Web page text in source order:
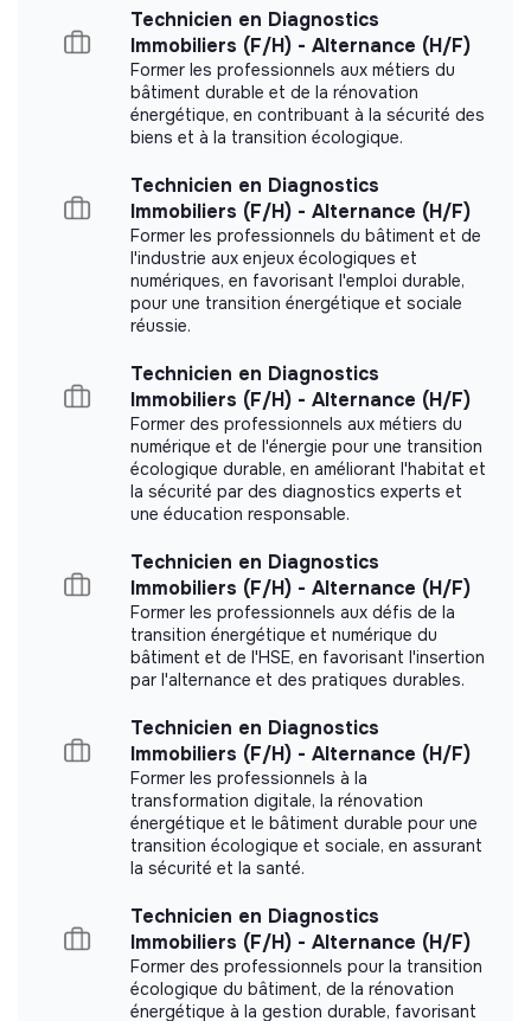
Carried out an internal impact measurement.
Read our impact report
Labels and certifications
Referenced by Shift Your Job.
France.
Documents
Document presenting the social and
environmental objectives
Technicien en Diagnostics
Immobiliers (F/H) - Alternance (H/F)
Former les professionnels aux métiers du
bâtiment durable et de la rénovation
énergétique, en contribuant à la sécurité des
biens et à la transition écologique.
Technicien en Diagnostics
Immobiliers (F/H) - Alternance (H/F)
Former les professionnels du bâtiment et de
l'industrie aux enjeux écologiques et
numériques, en favorisant l'emploi durable,
pour une transition énergétique et sociale
réussie.
Technicien en Diagnostics
Immobiliers (F/H) - Alternance (H/F)
Former des professionnels aux métiers du
numérique et de l'énergie pour une transition
écologique durable, en améliorant l'habitat et
la sécurité par des diagnostics experts et
une éducation responsable.
Technicien en Diagnostics
Immobiliers (F/H) - Alternance (H/F)
Former les professionnels aux défis de la
transition énergétique et numérique du
bâtiment et de l'HSE, en favorisant l'insertion
par l'alternance et des pratiques durables.
Technicien en Diagnostics
Immobiliers (F/H) - Alternance (H/F)
Former les professionnels à la
transformation digitale, la rénovation
énergétique et le bâtiment durable pour une
transition écologique et sociale, en assurant
la sécurité et la santé.
Technicien en Diagnostics
Immobiliers (F/H) - Alternance (H/F)
Former des professionnels pour la transition
écologique du bâtiment, de la rénovation
énergétique à la gestion durable, favorisant